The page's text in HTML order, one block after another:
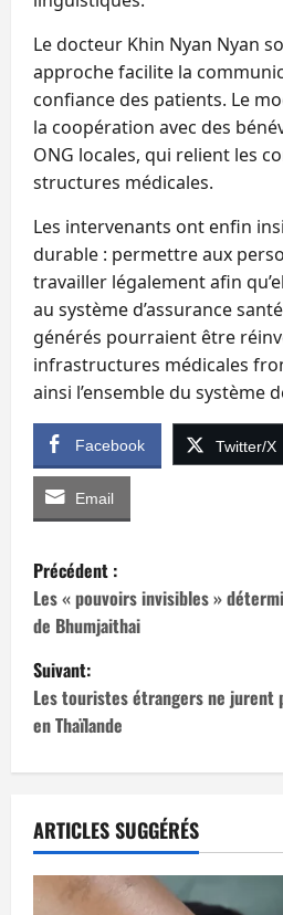
Le docteur Khin Nyan Nyan
approche facilite la
confiance des patients. Le
la coopération avec des
ONG locales, qui relient les
structures médicales.
Les intervenants ont enfin
durable : permettre aux
travailler légalement afin
au système d’assurance
générés pourraient être
infrastructures médicales
ainsi l’ensemble du système
Facebook Twitter/X
Email
N
a
v
i
g
t
i
Précédent :
Les « pouvoirs invisibles »
de Bhumjaithai
Suivant:
Les touristes étrangers ne jurent
en Thaïlande
ARTICLES SUGGÉRÉS